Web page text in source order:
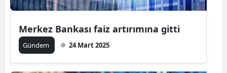
Merkez Bankası faiz artırımına gitti
Gündem 24 Mart 2025